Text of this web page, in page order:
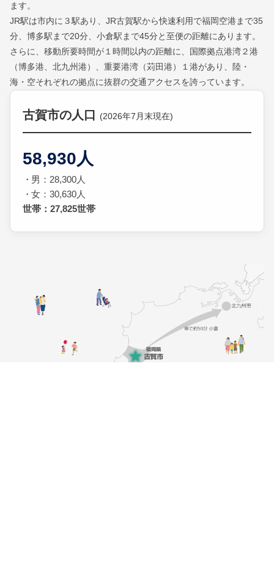
ます。
JR駅は市内に３駅あり、JR古賀駅から快速利用で福岡空港まで35
分、博多駅まで20分、小倉駅まで45分と至便の距離にあります。
さらに、移動所要時間が１時間以内の距離に、国際拠点港湾２港
（博多港、北九州港）、重要港湾（苅田港）１港があり、陸・
海・空それぞれの拠点に抜群の交通アクセスを誇っています。
古賀市の人口 (2026年7月末現在)
58,930人
男：28,300人
女：30,630人
世帯：27,825世帯